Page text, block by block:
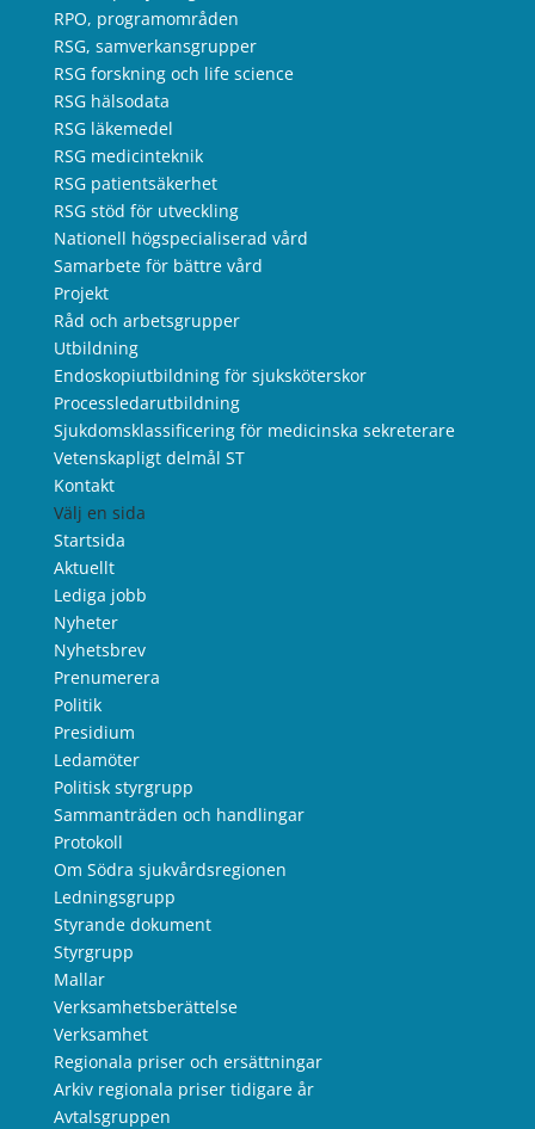
RPO, programområden
RSG, samverkansgrupper
RSG forskning och life science
RSG hälsodata
RSG läkemedel
RSG medicinteknik
RSG patientsäkerhet
RSG stöd för utveckling
Nationell högspecialiserad vård
Samarbete för bättre vård
Projekt
Råd och arbetsgrupper
Utbildning
Endoskopiutbildning för sjuksköterskor
Processledarutbildning
Sjukdomsklassificering för medicinska sekreterare
Vetenskapligt delmål ST
Kontakt
Välj en sida
Startsida
Aktuellt
Lediga jobb
Nyheter
Nyhetsbrev
Prenumerera
Politik
Presidium
Ledamöter
Politisk styrgrupp
Sammanträden och handlingar
Protokoll
Om Södra sjukvårdsregionen
Ledningsgrupp
Styrande dokument
Styrgrupp
Mallar
Verksamhetsberättelse
Verksamhet
Regionala priser och ersättningar
Arkiv regionala priser tidigare år
Avtalsgruppen